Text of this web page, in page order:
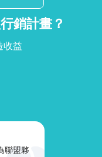
銷計畫？
收益
聯盟夥